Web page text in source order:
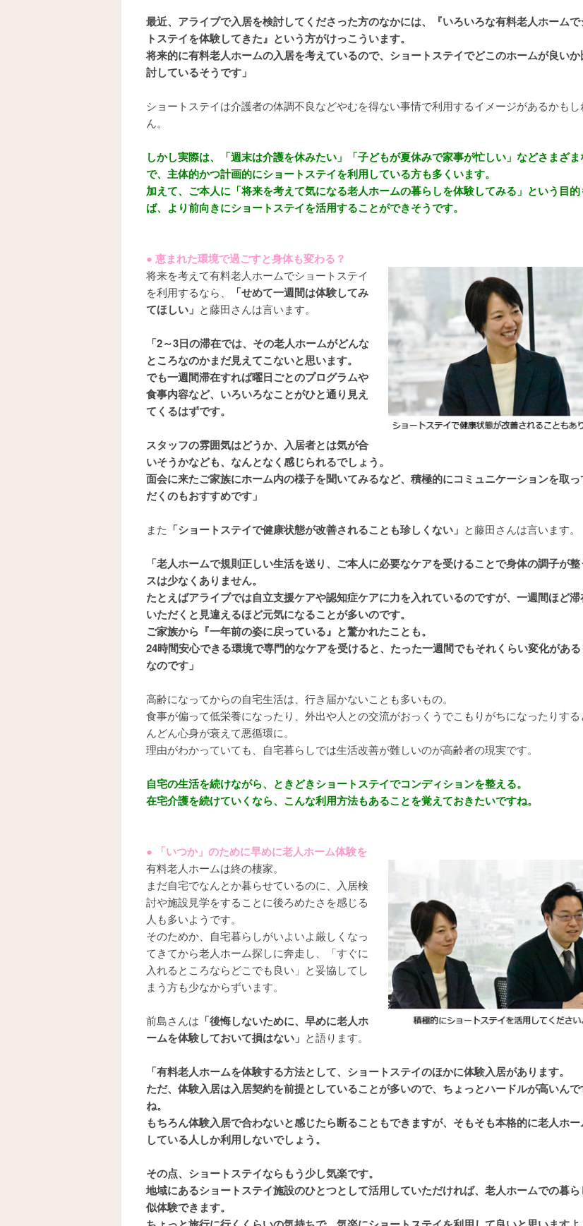
最近、アライブで入居を検討してくださった方のなかには、『いろいろな有料老人ホーム
トステイを体験してきた』という方がけっこういます。
将来的に有料老人ホームの入居を考えているので、ショートステイでどこのホームが良い
討しているそうです」
ショートステイは介護者の体調不良などやむを得ない事情で利用するイメージがあるかも
ん。
しかし実際は、「週末は介護を休みたい」「子どもが夏休みで家事が忙しい」などさまざ
で、主体的かつ計画的にショートステイを利用している方も多くいます。
加えて、ご本人に「将来を考えて気になる老人ホームの暮らしを体験してみる」という目
ば、より前向きにショートステイを活用することができそうです。
● 恵まれた環境で過ごすと身体も変わる？
将来を考えて有料老人ホームでショートステイ
を利用するなら、
「せめて一週間は体験してみ
てほしい」 と藤田さんは言います。
「2～3日の滞在では、その老人ホームがどんな
ところなのかまだ見えてこないと思います。
でも一週間滞在すれば曜日ごとのプログラムや
食事内容など、いろいろなことがひと通り見え
てくるはずです。
スタッフの雰囲気はどうか、入居者とは気が合
いそうかなども、なんとなく感じられるでしょう。
面会に来たご家族にホーム内の様子を聞いてみるなど、積極的にコミュニケーションを取っ
だくのもおすすめです」
また 「ショートステイで健康状態が改善されることも珍しくない」 と藤田さんは言います。
「老人ホームで規則正しい生活を送り、ご本人に必要なケアを受けることで身体の調子が
スは少なくありません。
たとえばアライブでは自立支援ケアや認知症ケアに力を入れているのですが、一週間ほど滞
いただくと見違えるほど元気になることが多いのです。
ご家族から『一年前の姿に戻っている』と驚かれたことも。
24時間安心できる環境で専門的なケアを受けると、たった一週間でもそれくらい変化があ
なのです」
高齢になってからの自宅生活は、行き届かないことも多いもの。
食事が偏って低栄養になったり、外出や人との交流がおっくうでこもりがちになったりす
んどん心身が衰えて悪循環に。
理由がわかっていても、自宅暮らしでは生活改善が難しいのが高齢者の現実です。
自宅の生活を続けながら、ときどきショートステイでコンディションを整える。
在宅介護を続けていくなら、こんな利用方法もあることを覚えておきたいですね。
● 「いつか」のために早めに老人ホーム体験を
有料老人ホームは終の棲家。
まだ自宅でなんとか暮らせているのに、入居検
討や施設見学をすることに後ろめたさを感じる
人も多いようです。
そのためか、自宅暮らしがいよいよ厳しくなっ
てきてから老人ホーム探しに奔走し、「すぐに
入れるところならどこでも良い」と妥協してし
まう方も少なからずいます。
前島さんは 「後悔しないために、早めに老人ホ
ームを体験しておいて損はない」 と語ります。
「有料老人ホームを体験する方法として、ショートステイのほかに体験入居があります。
ただ、体験入居は入居契約を前提としていることが多いので、ちょっとハードルが高いんで
ね。
もちろん体験入居で合わないと感じたら断ることもできますが、そもそも本格的に老人ホ
している人しか利用しないでしょう。
その点、ショートステイならもう少し気楽です。
地域にあるショートステイ施設のひとつとして活用していただければ、老人ホームでの暮
似体験できます。